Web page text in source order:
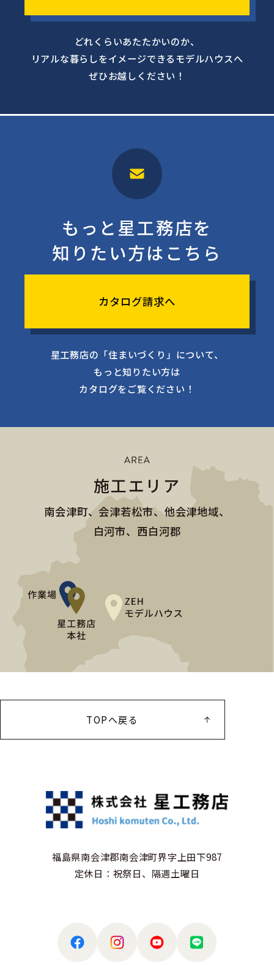
どれくらいあたたかいのか、
リアルな暮らしをイメージできるモデルハウスへ
ぜひお越しください！
もっと星工務店を
知りたい方はこちら
カタログ請求へ
星工務店の「住まいづくり」について、
もっと知りたい方は
カタログをご覧ください！
施工エリア
南会津町、会津若松市、他会津地域、
白河市、西白河郡
TOPへ戻る
福島県南会津郡南会津町界字上田下987
定休日：祝祭日、隔週土曜日